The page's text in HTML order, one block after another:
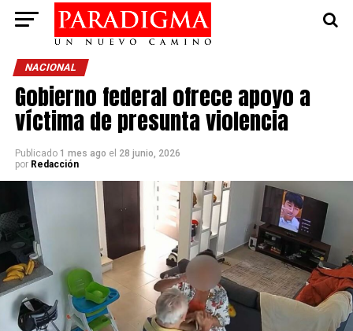
NACIONAL
Gobierno federal ofrece apoyo a
víctima de presunta violencia
Publicado 1 mes ago el 28 junio, 2026
por Redacción